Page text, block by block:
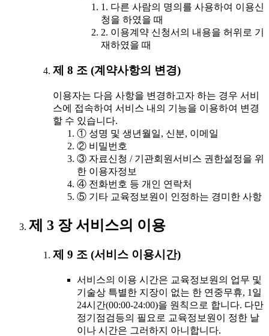
1. 다른 사람의 명의를 사용하여 이용신
청을 하였을 때
2. 이용계약 신청서의 내용을 허위로 기
재하였을 때
제 8 조 (계약사항의 변경)
이용자는 다음 사항을 변경하고자 하는 경우 서비
스에 접속하여 서비스 내의 기능을 이용하여 변경
할 수 있습니다.
① 성명 및 생년월일, 신분, 이메일
② 비밀번호
③ 자료신청 / 기관회원서비스 권한설정을 위
한 이용자정보
④ 전화번호 등 개인 연락처
⑤ 기타 교육정보원이 인정하는 경미한 사항
제 3 장 서비스의 이용
제 9 조 (서비스 이용시간)
서비스의 이용 시간은 교육정보원의 업무 및
기술상 특별한 지장이 없는 한 연중무휴, 1일
24시간(00:00-24:00)을 원칙으로 합니다. 다만
정기점검등의 필요로 교육정보원이 정한 날
이나 시간은 그러하지 아니합니다.